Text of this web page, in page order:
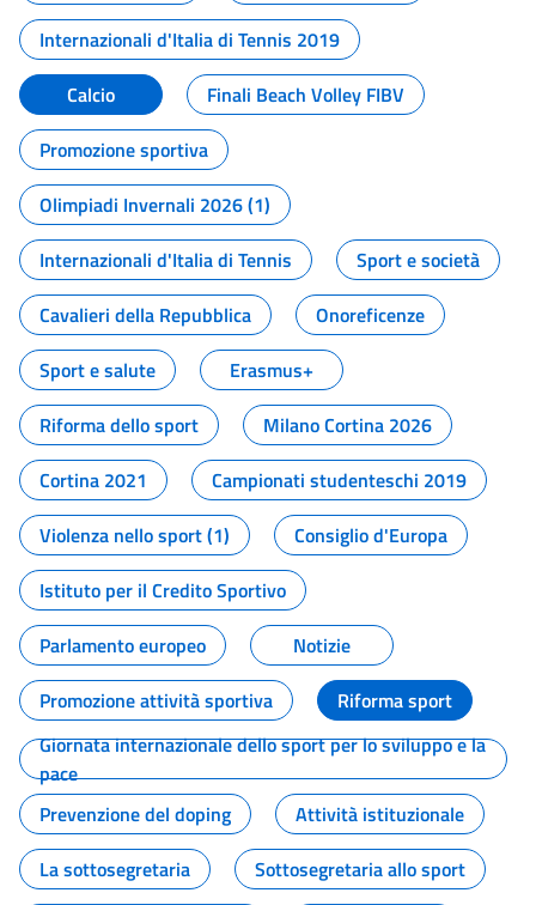
Internazionali d'Italia di Tennis 2019
Calcio
Finali Beach Volley FIBV
Promozione sportiva
Olimpiadi Invernali 2026 (1)
Internazionali d'Italia di Tennis
Sport e società
Cavalieri della Repubblica
Onoreficenze
Sport e salute
Erasmus+
Riforma dello sport
Milano Cortina 2026
Cortina 2021
Campionati studenteschi 2019
Violenza nello sport (1)
Consiglio d'Europa
Istituto per il Credito Sportivo
Parlamento europeo
Notizie
Promozione attività sportiva
Riforma sport
Giornata internazionale dello sport per lo sviluppo e la
pace
Prevenzione del doping
Attività istituzionale
La sottosegretaria
Sottosegretaria allo sport